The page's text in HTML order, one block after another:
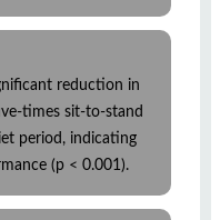
reduction in
times sit-to-stand
period, indicating
(p < 0.001).